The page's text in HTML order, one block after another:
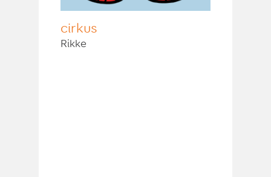
cirkus
Rikke